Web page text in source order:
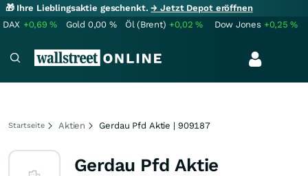
🎁 Ihre Lieblingsaktie geschenkt.→ Jetzt Depot eröffnen
DAX +0,69% Gold 0,00 % Öl (Brent) +0,02% Dow Jones +0,25%
Startseite Aktien Gerdau Pfd Aktie | 909187
Gerdau Pfd Aktie